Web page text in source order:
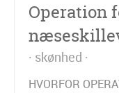
Operation
skønhed
HVORFOR